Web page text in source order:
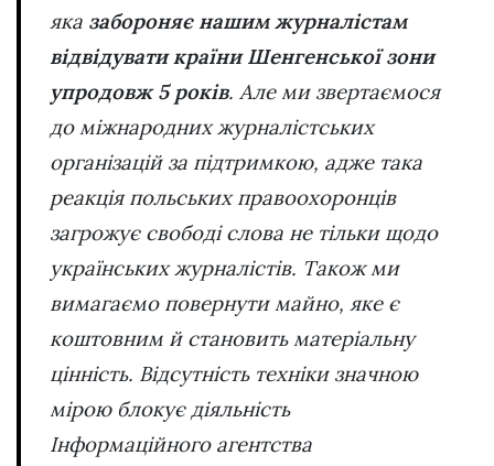
яка забороняє нашим журналістам
відвідувати країни Шенгенської зони
упродовж 5 років. Але ми звертаємося
до міжнародних журналістських
організацій за підтримкою, адже така
реакція польських правоохоронців
загрожує свободі слова не тільки щодо
українських журналістів. Також ми
вимагаємо повернути майно, яке є
коштовним й становить матеріальну
цінність. Відсутність техніки значною
мірою блокує діяльність
Інформаційного агентства